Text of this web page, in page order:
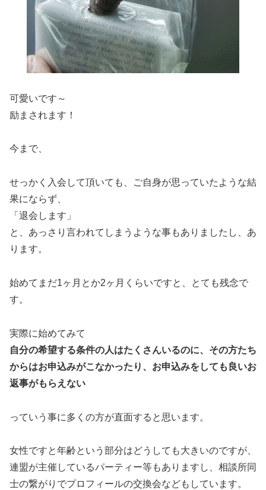
可愛いです～
励まされます！
今まで、
せっかく入会して頂いても、ご自身が思っていたような結
果にならず、
「退会します」
と、あっさり言われてしまうような事もありましたし、あ
ります。
始めてまだ1ヶ月とか2ヶ月くらいですと、とても残念で
す。
実際に始めてみて
自分の希望する条件の人はたくさんいるのに、その方たち
からはお申込みがこなかったり、お申込みをしても良いお
返事がもらえない
っていう事に多くの方が直面すると思います。
女性ですと年齢という部分はどうしても大きいのですが、
連盟が主催しているパーティー等もありますし、相談所同
士の繋がりでプロフィールの交換会などもしています。